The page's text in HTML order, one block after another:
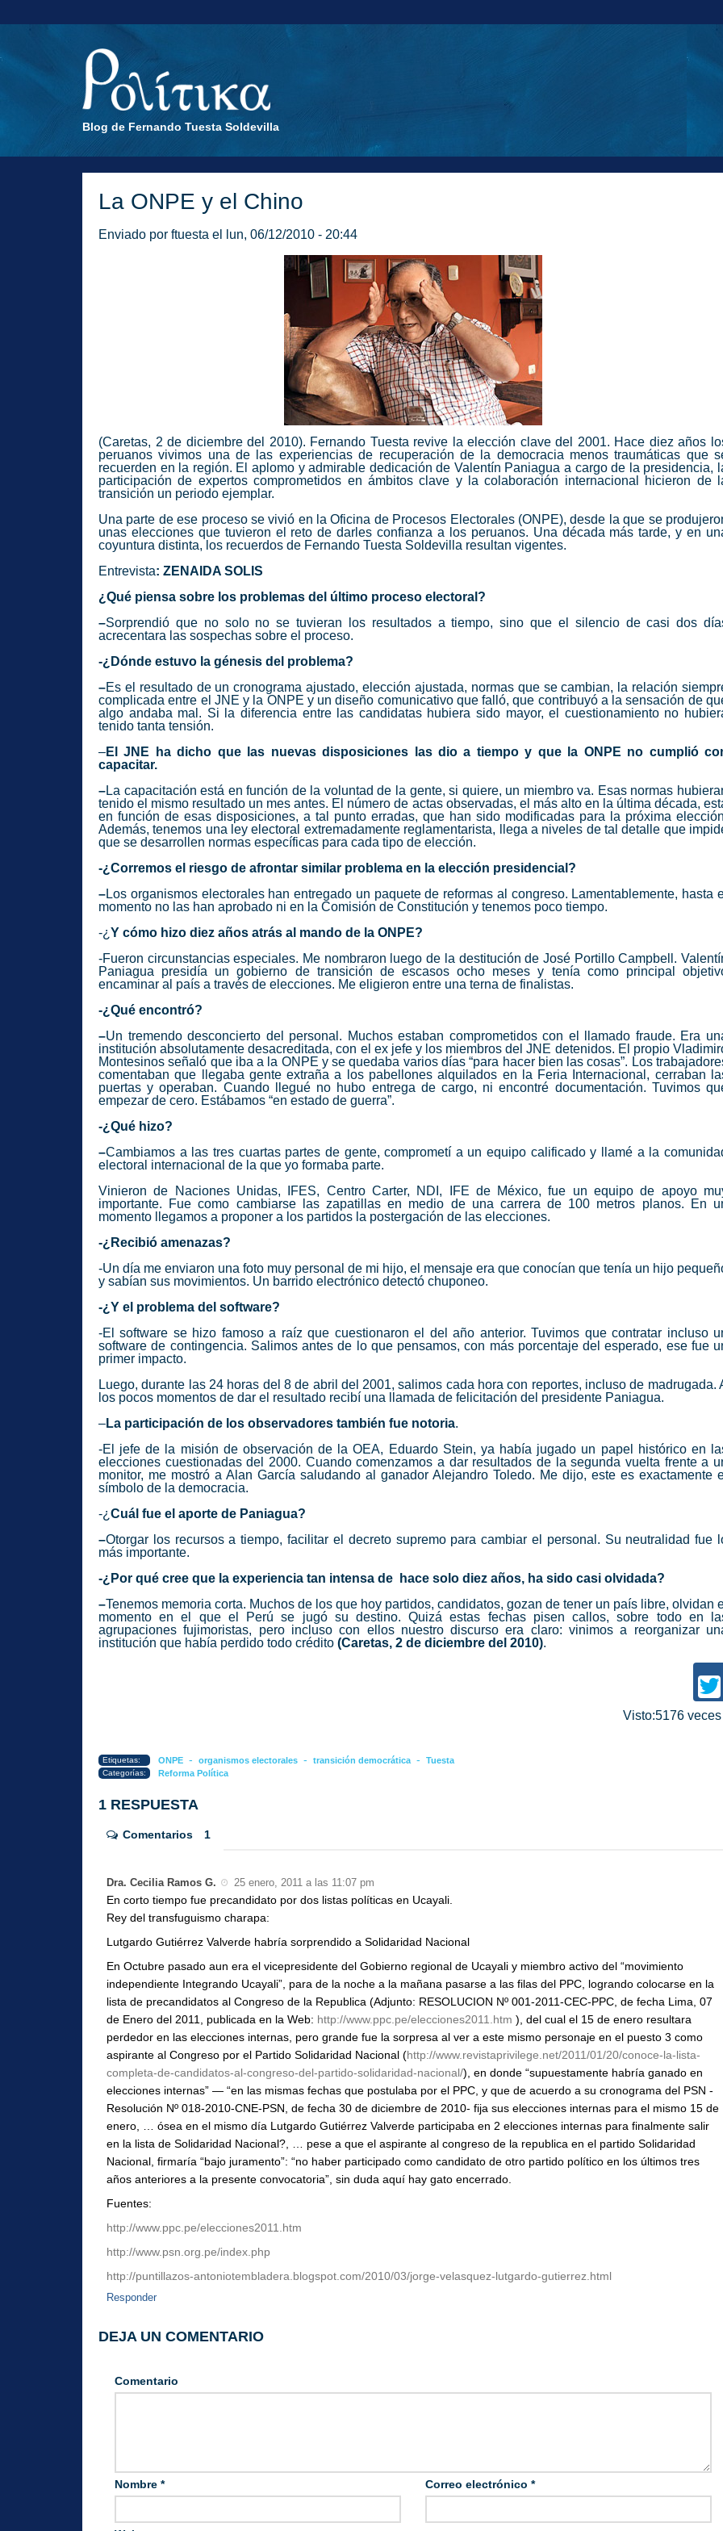
Blog de Fernando Tuesta Soldevilla
La ONPE y el Chino
Enviado por ftuesta el lun, 06/12/2010 - 20:44
(Caretas, 2 de diciembre del 2010). Fernando Tuesta revive la elección clave del 2001. Hace diez años
peruanos vivimos una de las experiencias de recuperación de la democracia menos traumáticas que
recuerden en la región. El aplomo y admirable dedicación de Valentín Paniagua a cargo de la presidencia,
participación de expertos comprometidos en ámbitos clave y la colaboración internacional hicieron de
transición un periodo ejemplar.
Una parte de ese proceso se vivió en la Oficina de Procesos Electorales (ONPE), desde la que se
unas elecciones que tuvieron el reto de darles confianza a los peruanos. Una década más tarde, y en
coyuntura distinta, los recuerdos de Fernando Tuesta Soldevilla resultan vigentes.
Entrevista: ZENAIDA SOLIS
¿Qué piensa sobre los problemas del último proceso electoral?
–Sorprendió que no solo no se tuvieran los resultados a tiempo, sino que el silencio de casi dos
acrecentara las sospechas sobre el proceso.
-¿Dónde estuvo la génesis del problema?
–Es el resultado de un cronograma ajustado, elección ajustada, normas que se cambian, la relación
complicada entre el JNE y la ONPE y un diseño comunicativo que falló, que contribuyó a la sensación de
algo andaba mal. Si la diferencia entre las candidatas hubiera sido mayor, el cuestionamiento no
tenido tanta tensión.
–El JNE ha dicho que las nuevas disposiciones las dio a tiempo y que la ONPE no cumplió
capacitar.
–La capacitación está en función de la voluntad de la gente, si quiere, un miembro va. Esas normas
tenido el mismo resultado un mes antes. El número de actas observadas, el más alto en la última década,
en función de esas disposiciones, a tal punto erradas, que han sido modificadas para la próxima
Además, tenemos una ley electoral extremadamente reglamentarista, llega a niveles de tal detalle que
que se desarrollen normas específicas para cada tipo de elección.
-¿Corremos el riesgo de afrontar similar problema en la elección presidencial?
–Los organismos electorales han entregado un paquete de reformas al congreso. Lamentablemente, hasta
momento no las han aprobado ni en la Comisión de Constitución y tenemos poco tiempo.
-¿ Y cómo hizo diez años atrás al mando de la ONPE?
-Fueron circunstancias especiales. Me nombraron luego de la destitución de José Portillo Campbell.
Paniagua presidía un gobierno de transición de escasos ocho meses y tenía como principal
encaminar al país a través de elecciones. Me eligieron entre una terna de finalistas.
-¿Qué encontró?
–Un tremendo desconcierto del personal. Muchos estaban comprometidos con el llamado fraude. Era
institución absolutamente desacreditada, con el ex jefe y los miembros del JNE detenidos. El propio
Montesinos señaló que iba a la ONPE y se quedaba varios días “para hacer bien las cosas”. Los
comentaban que llegaba gente extraña a los pabellones alquilados en la Feria Internacional, cerraban
puertas y operaban. Cuando llegué no hubo entrega de cargo, ni encontré documentación. Tuvimos
empezar de cero. Estábamos “en estado de guerra”.
-¿Qué hizo?
–Cambiamos a las tres cuartas partes de gente, comprometí a un equipo calificado y llamé a la
electoral internacional de la que yo formaba parte.
Vinieron de Naciones Unidas, IFES, Centro Carter, NDI, IFE de México, fue un equipo de apoyo
importante. Fue como cambiarse las zapatillas en medio de una carrera de 100 metros planos. En
momento llegamos a proponer a los partidos la postergación de las elecciones.
-¿Recibió amenazas?
-Un día me enviaron una foto muy personal de mi hijo, el mensaje era que conocían que tenía un hijo
y sabían sus movimientos. Un barrido electrónico detectó chuponeo.
-¿Y el problema del software?
-El software se hizo famoso a raíz que cuestionaron el del año anterior. Tuvimos que contratar incluso
software de contingencia. Salimos antes de lo que pensamos, con más porcentaje del esperado, ese fue
primer impacto.
Luego, durante las 24 horas del 8 de abril del 2001, salimos cada hora con reportes, incluso de madrugada.
los pocos momentos de dar el resultado recibí una llamada de felicitación del presidente Paniagua.
–La participación de los observadores también fue notoria.
-El jefe de la misión de observación de la OEA, Eduardo Stein, ya había jugado un papel histórico en
elecciones cuestionadas del 2000. Cuando comenzamos a dar resultados de la segunda vuelta frente a
monitor, me mostró a Alan García saludando al ganador Alejandro Toledo. Me dijo, este es exactamente
símbolo de la democracia.
-¿ Cuál fue el aporte de Paniagua?
–Otorgar los recursos a tiempo, facilitar el decreto supremo para cambiar el personal. Su neutralidad fue
más importante.
-¿Por qué cree que la experiencia tan intensa de
hace solo diez años, ha sido casi olvidada?
–Tenemos memoria corta. Muchos de los que hoy partidos, candidatos, gozan de tener un país libre, olvidan
momento en el que el Perú se jugó su destino. Quizá estas fechas pisen callos, sobre todo en
agrupaciones fujimoristas, pero incluso con ellos nuestro discurso era claro: vinimos a reorganizar
institución que había perdido todo crédito (Caretas, 2 de diciembre del 2010).
Visto:5176 veces
Etiquetas: ONPE - organismos electorales - transición democrática - Tuesta
Categorías: Reforma Política
1 RESPUESTA
Comentarios 1
Dra. Cecilia Ramos G. 25 enero, 2011 a las 11:07 pm
En corto tiempo fue precandidato por dos listas políticas en Ucayali.
Rey del transfuguismo charapa:
Lutgardo Gutiérrez Valverde habría sorprendido a Solidaridad Nacional
En Octubre pasado aun era el vicepresidente del Gobierno regional de Ucayali y miembro activo del “movimiento
independiente Integrando Ucayali”, para de la noche a la mañana pasarse a las filas del PPC, logrando colocarse en la
lista de precandidatos al Congreso de la Republica (Adjunto: RESOLUCION Nº 001-2011-CEC-PPC, de fecha Lima, 07
de Enero del 2011, publicada en la Web: http://www.ppc.pe/elecciones2011.htm ), del cual el 15 de enero resultara
perdedor en las elecciones internas, pero grande fue la sorpresa al ver a este mismo personaje en el puesto 3 como
aspirante al Congreso por el Partido Solidaridad Nacional (http://www.revistaprivilege.net/2011/01/20/conoce-la-lista-
completa-de-candidatos-al-congreso-del-partido-solidaridad-nacional/), en donde “supuestamente habría ganado en
elecciones internas” — “en las mismas fechas que postulaba por el PPC, y que de acuerdo a su cronograma del PSN -
Resolución Nº 018-2010-CNE-PSN, de fecha 30 de diciembre de 2010- fija sus elecciones internas para el mismo 15 de
enero, … ósea en el mismo día Lutgardo Gutiérrez Valverde participaba en 2 elecciones internas para finalmente salir
en la lista de Solidaridad Nacional?, … pese a que el aspirante al congreso de la republica en el partido Solidaridad
Nacional, firmaría “bajo juramento”: “no haber participado como candidato de otro partido político en los últimos tres
años anteriores a la presente convocatoria”, sin duda aquí hay gato encerrado.
Fuentes:
http://www.ppc.pe/elecciones2011.htm
http://www.psn.org.pe/index.php
http://puntillazos-antoniotembladera.blogspot.com/2010/03/jorge-velasquez-lutgardo-gutierrez.html
Responder
DEJA UN COMENTARIO
Comentario
Nombre * Correo electrónico *